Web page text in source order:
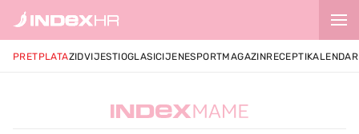
PRETPLATAZIDVIJESTIOGLASICIJENESPORTMAGAZINRECEPTIKALENDAR